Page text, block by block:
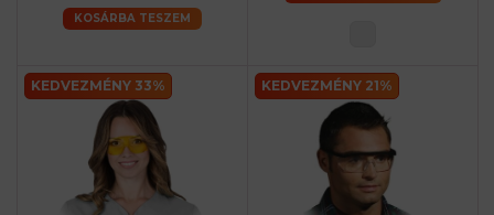
KOSÁRBA TESZEM
KEDVEZMÉNY 33% KEDVEZMÉNY 21%